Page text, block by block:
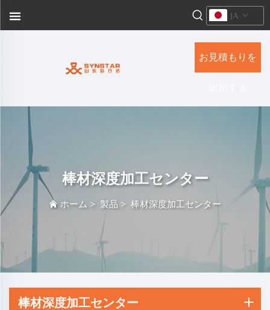
お見積もりを
JA
棒材深度加工センター
ホーム > 製品 > 棒材深度加工センター
棒材深度加工センター